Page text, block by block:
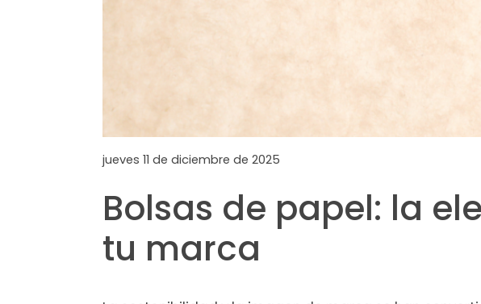
jueves 11 de diciembre de 2025
Bolsas de papel: la
tu marca